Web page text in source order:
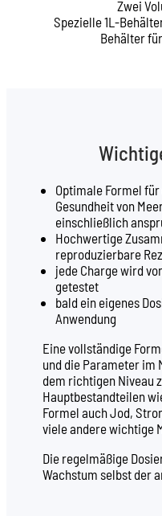
Zwei
Spezielle 1L-
Behälter
Optimale Formel
Gesundheit von
einschließlich
Hochwertige
reproduzierbare
jede Charge wird
getestet
bald ein eigenes
Anwendung
Eine vollständige
und die Parameter im
dem richtigen Niveau
Hauptbestandteilen
Formel auch Jod,
viele andere wichtige
Die regelmäßige
Wachstum selbst der